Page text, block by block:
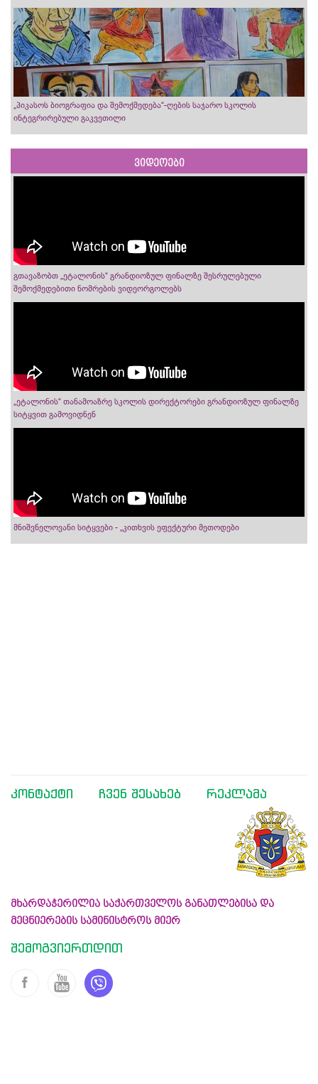
„პიკასოს ბიოგრაფია და შემოქმედება“-ღების საჯარო სკოლის
ინტეგრირებული გაკვეთილი
ვიდეოები
გთავაზობთ „ეტალონის“ გრანდიოზულ ფინალზე შესრულებული
შემოქმედებითი ნომრების ვიდეორგოლებს
„ეტალონის“ თანამოაზრე სკოლის დირექტორები გრანდიოზულ ფინალზე
სიტყვით გამოვიდნენ
მნიშვნელოვანი სიტყვები - „კითხვის ეფექტური მეთოდები
კონტაქტი ჩვენ შესახებ რეკლამა
მხარდაჭერილია საქართველოს განათლებისა და
მეცნიერების სამინისტროს მიერ
შემოგვიერთდით